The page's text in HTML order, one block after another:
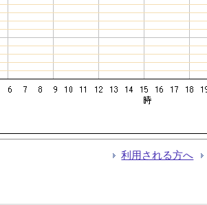
利用される方へ